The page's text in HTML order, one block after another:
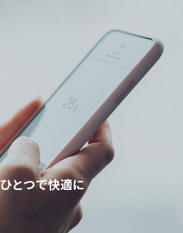
とつで快適に